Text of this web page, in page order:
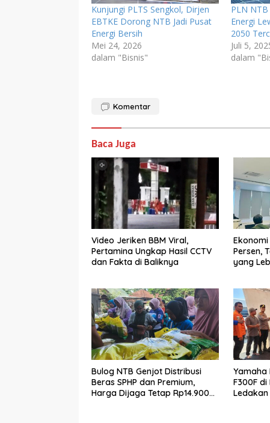
Kunjungi PLTS Sengkol, Dirjen
EBTKE Dorong NTB Jadi Pusat
Energi Bersih
Mei 24, 2026
dalam "Bisnis"
PLN
Energi
2050
Juli 5,
dalam
Komentar
Baca Juga
Video Jeriken BBM Viral,
Pertamina Ungkap Hasil CCTV
dan Fakta di Baliknya
Ekonomi
Persen,
yang
Bulog NTB Genjot Distribusi
Beras SPHP dan Premium,
Harga Dijaga Tetap Rp14.900
Yamaha
F300F di
Ledakan